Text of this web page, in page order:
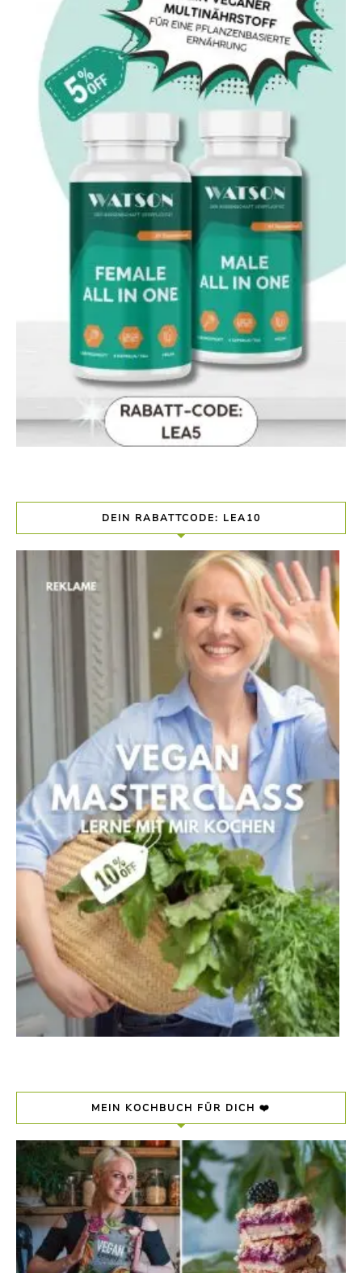
DEIN RABATTCODE: LEA10
MEIN KOCHBUCH FÜR DICH ❤️